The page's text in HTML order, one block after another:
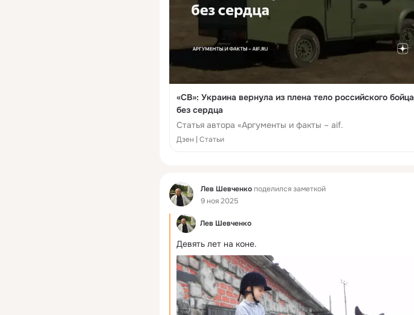
«СВ»: Украина вернула из плена тело российского бойца
без сердца
Статья автора «Аргументы и факты – aif.
Дзен | Статьи
Фид Лев Шевченкоподелился заметкой
9 ноя 2025
Лев Шевченко
Девять лет на коне.